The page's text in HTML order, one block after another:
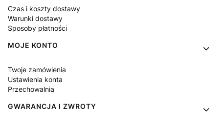
Czas i koszty dostawy
Warunki dostawy
Sposoby płatności
MOJE KONTO
Twoje zamówienia
Ustawienia konta
Przechowalnia
GWARANCJA I ZWROTY